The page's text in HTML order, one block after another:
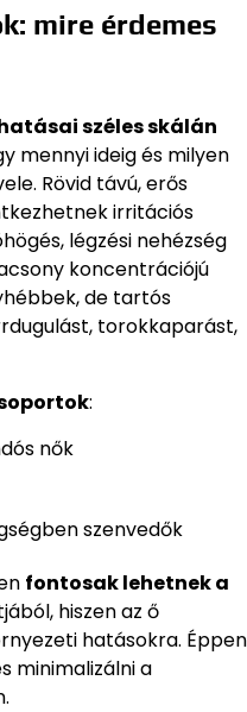
mire érdemes
széles skálán
mennyi ideig és milyen
Rövid távú, erős
irritációs
légzési nehézség
koncentrációjú
de tartós
torokkaparást,
:
nők
szenvedők
fontosak lehetnek a
hiszen az ő
hatásokra. Éppen
minimalizálni a